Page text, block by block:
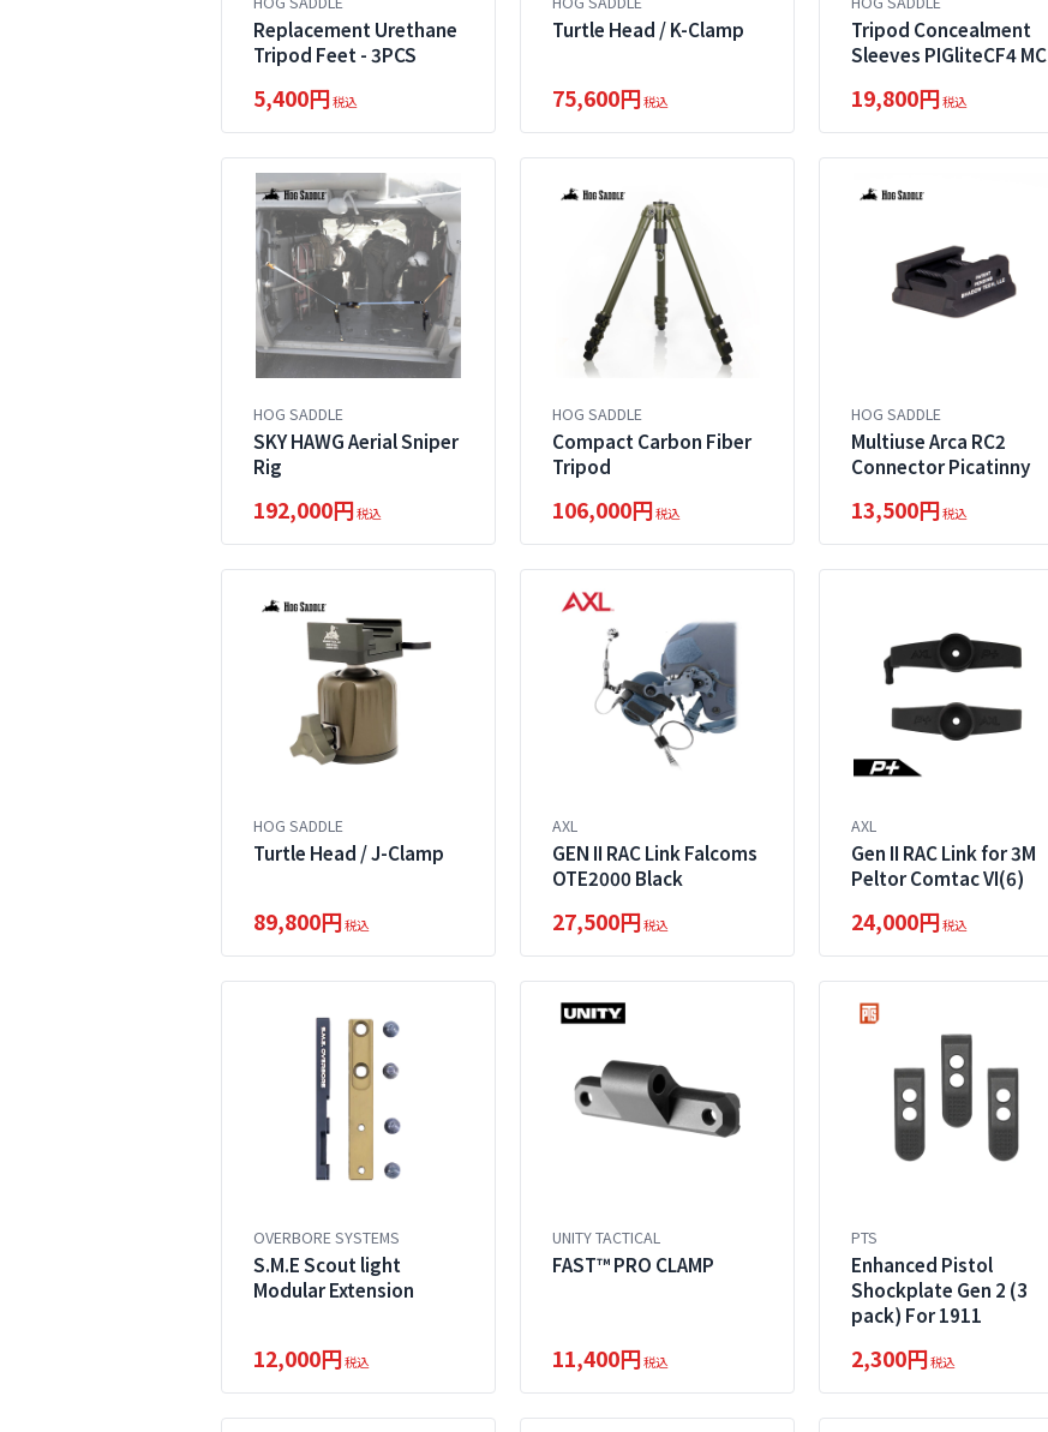
Replacement Urethane
Tripod Feet - 3PCS
5,400円税込
Turtle Head / K-Clamp
75,600円税込
Tripod Concealment
Sleeves PIGliteCF4 MC
19,800円税込
HOG SADDLE
SKY HAWG Aerial Sniper
Rig
192,000円税込
HOG SADDLE
Compact Carbon Fiber
Tripod
106,000円税込
HOG SADDLE
Multiuse Arca RC2
Connector Picatinny
13,500円税込
HOG SADDLE
Turtle Head / J-Clamp
89,800円税込
AXL
GEN II RAC Link Falcoms
OTE2000 Black
27,500円税込
AXL
Gen II RAC Link for 3M
Peltor Comtac VI(6)
24,000円税込
OVERBORE SYSTEMS
S.M.E Scout light
Modular Extension
12,000円税込
UNITY TACTICAL
FAST™ PRO CLAMP
11,400円税込
PTS
Enhanced Pistol
Shockplate Gen 2 (3
pack) For 1911
2,300円税込